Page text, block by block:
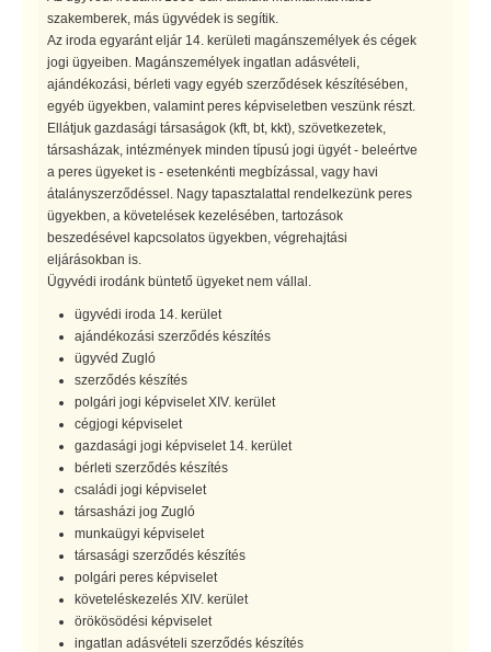
szakemberek, más ügyvédek is segítik.
Az iroda egyaránt eljár 14. kerületi magánszemélyek és cégek
jogi ügyeiben. Magánszemélyek ingatlan adásvételi,
ajándékozási, bérleti vagy egyéb szerződések készítésében,
egyéb ügyekben, valamint peres képviseletben veszünk részt.
Ellátjuk gazdasági társaságok (kft, bt, kkt), szövetkezetek,
társasházak, intézmények minden típusú jogi ügyét - beleértve
a peres ügyeket is - esetenkénti megbízással, vagy havi
átalányszerződéssel. Nagy tapasztalattal rendelkezünk peres
ügyekben, a követelések kezelésében, tartozások
beszedésével kapcsolatos ügyekben, végrehajtási
eljárásokban is.
Ügyvédi irodánk büntető ügyeket nem vállal.
ügyvédi iroda 14. kerület
ajándékozási szerződés készítés
ügyvéd Zugló
szerződés készítés
polgári jogi képviselet XIV. kerület
cégjogi képviselet
gazdasági jogi képviselet 14. kerület
bérleti szerződés készítés
családi jogi képviselet
társasházi jog Zugló
munkaügyi képviselet
társasági szerződés készítés
polgári peres képviselet
követeléskezelés XIV. kerület
örökösödési képviselet
ingatlan adásvételi szerződés készítés